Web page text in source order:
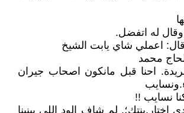
له اتفضل.
اعملي شاي يابت الشيخ
محمد
احنا قبل مانكون اصحاب جيران
نسايب !!
اختار.بنتك؛. لم شاف الود اللي بينينا